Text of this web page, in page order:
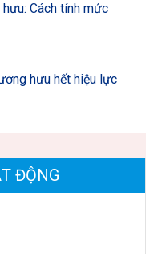
Cách tính mức
hưu hết hiệu lực
ĐỘNG